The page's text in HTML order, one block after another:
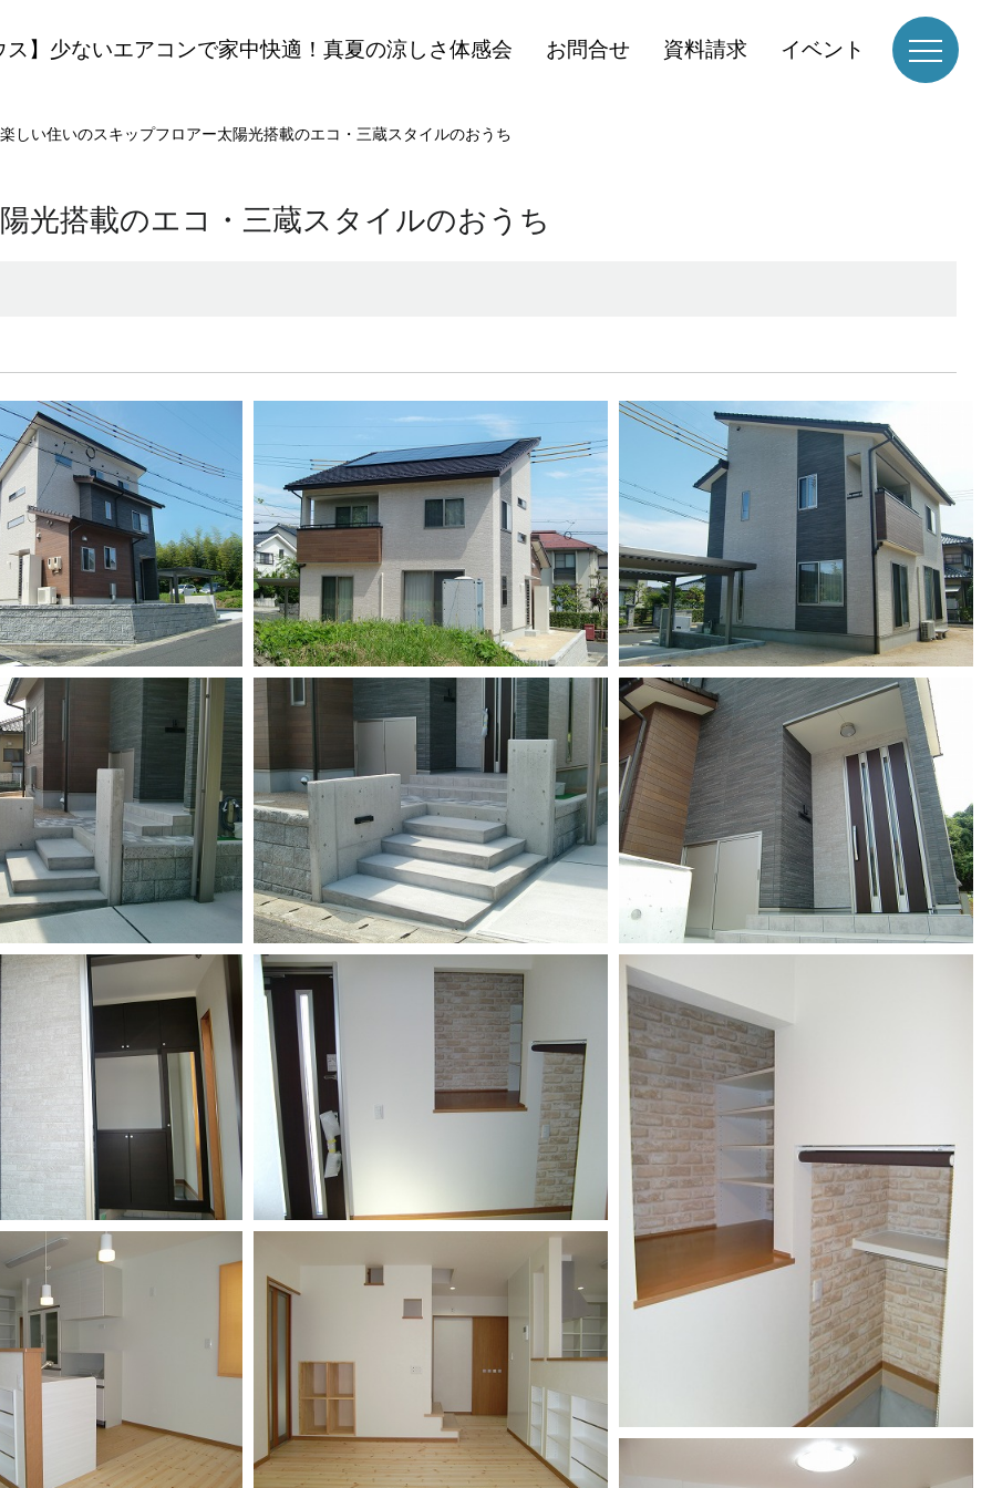
】少ないエアコンで家中快適！真夏の涼しさ体感会 お問合せ 資料請求 イベント
楽しい住いのスキップフロアー太陽光搭載のエコ・三蔵スタイルのおうち
光搭載のエコ・三蔵スタイルのおうち